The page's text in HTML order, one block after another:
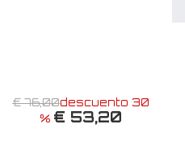
€ 76,00descuento 30
% € 53,20